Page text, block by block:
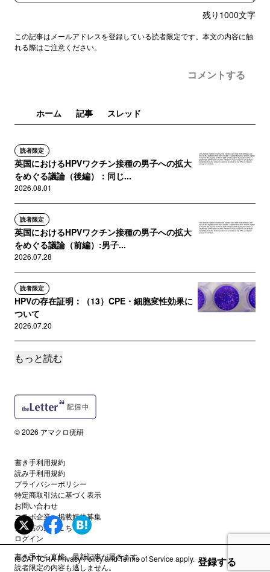
残り 1000文字
この記事はメールアドレスを登録している読者限定です。本文の内容に触
れる際はご注意ください。
コメントする
ホーム 記事 スレッド
読者限定
英国におけるHPVワクチン接種の男子への拡大
をめぐる議論（後編）：同じ...
2026.08.01
読者限定
英国におけるHPVワクチン接種の男子への拡大
をめぐる議論（前編）:男子...
2026.07.28
読者限定
HPVの存在証明：（13）CPE・細胞変性効果に
ついて
2026.07.20
誰でも
2026.07.11
『子宮頸がん予防の過去と現在と未来：HPVワ
2026.07.01
読者限定
『子宮頸がん予防の過去と現在と未来：HPVワ
クチンを接種すれば20代の...
2026.06.21
誰でも
もっと読む
書き手から直接、最新記事が届きます。
読者限定の内容も逃しません。
登録する
© 2026 アマクロ疣研
書き手利用規約
読み手利用規約
プライバシーポリシー
特定商取引法に基づく表示
お問い合わせ
コラボ企業・掲載媒体募集
代理店の方はこちら
ログイン
reCAPTCHAPrivacy PolicyandTerms of Serviceapply.